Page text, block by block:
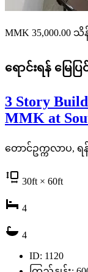
MMK 35,000.00 သိ
ရောင်းရန် မြေပ
3 Story
MMK at
တောင်ဥက္ကလာပ, ရ
30ft × 60ft
4
4
ID: 1120